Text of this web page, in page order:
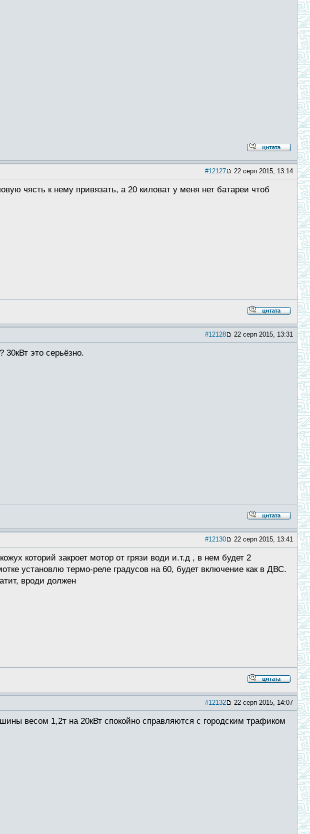
#12127 22 серп 2015, 13:14
чясть к нему привязать, а 20 киловат у меня нет батареи чтоб
#12128 22 серп 2015, 13:31
это серьёзно.
#12130 22 серп 2015, 13:41
которий закроет мотор от грязи води и.т.д , в нем будет 2
установлю термо-реле градусов на 60, будет включение как в ДВС.
вроди должен
#12132 22 серп 2015, 14:07
весом 1,2т на 20кВт спокойно справляются с городским трафиком